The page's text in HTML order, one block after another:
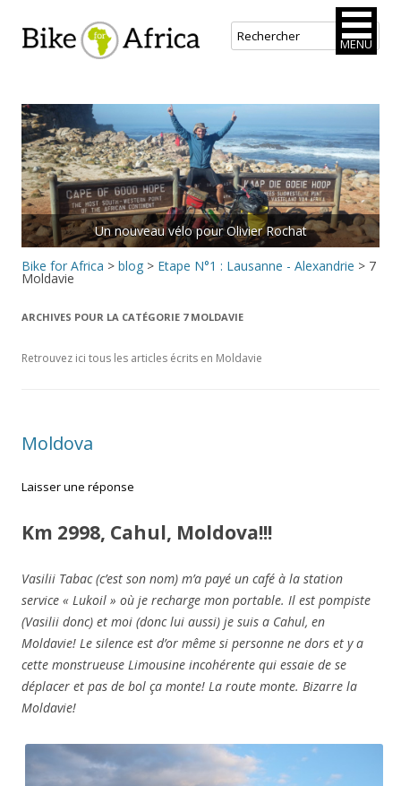
Bike for Africa
au
contenu
principal
Un nouveau vélo pour Olivier Rochat
Bike for Africa > blog > Etape N°1 : Lausanne - Alexandrie > 7
Moldavie
ARCHIVES POUR LA CATÉGORIE 7 MOLDAVIE
Retrouvez ici tous les articles écrits en Moldavie
Moldova
Laisser une réponse
Km 2998, Cahul, Moldova!!!
Vasilii Tabac (c’est son nom) m’a payé un café à la station
service « Lukoil » où je recharge mon portable. Il est pompiste
(Vasilii donc) et moi (donc lui aussi) je suis a Cahul, en
Moldavie! Le silence est d’or même si personne ne dors et y a
cette monstrueuse Limousine incohérente qui essaie de se
déplacer et pas de bol ça monte! La route monte. Bizarre la
Moldavie!
MENU